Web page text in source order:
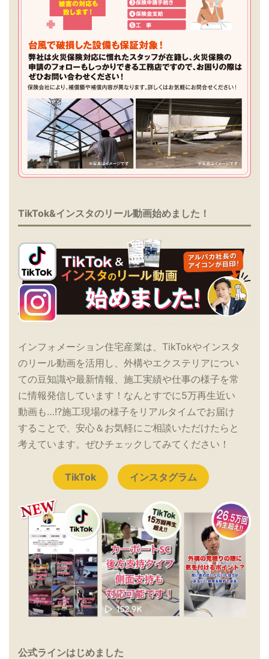
TikTok&インスタのリール動画始めました！
インフォメーション住宅産業は、TikTokやインスタ
のリール動画を活用し、外構やエクステリアについ
ての豆知識や最新情報、施工実績や仕事の様子を常
に情報発信しています！なんとすでに5万再生近い
動画も…!?施工現場の様子をリアルタイムでお届け
することで、安心＆お気軽にご相談いただけたらと
考えています。ぜひチェックしてみてください！
TikTok インスタグラム
公式ラインはじめました